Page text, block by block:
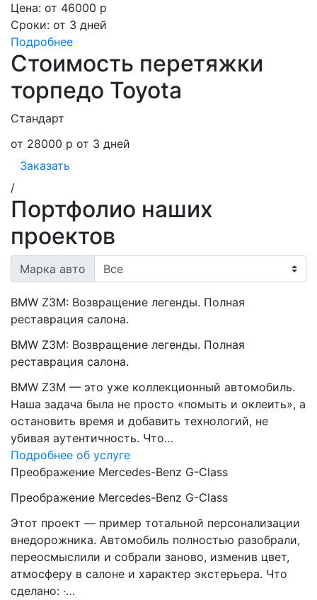
Цена: от 46000 р
Сроки: от 3 дней
Подробнее
Стоимость перетяжки
торпедо Toyota
Стандарт
от 28000 р от 3 дней
Заказать
/
Портфолио наших
проектов
Марка авто
BMW Z3M: Возвращение легенды. Полная
реставрация салона.
BMW Z3M: Возвращение легенды. Полная
реставрация салона.
BMW Z3M — это уже коллекционный автомобиль.
Наша задача была не просто «помыть и оклеить», а
остановить время и добавить технологий, не
убивая аутентичность. Что…
Подробнее об услуге
Преображение Mercedes-Benz G-Class
Преображение Mercedes-Benz G-Class
Этот проект — пример тотальной персонализации
внедорожника. Автомобиль полностью разобрали,
переосмыслили и собрали заново, изменив цвет,
атмосферу в салоне и характер экстерьера. Что
сделано: ·…